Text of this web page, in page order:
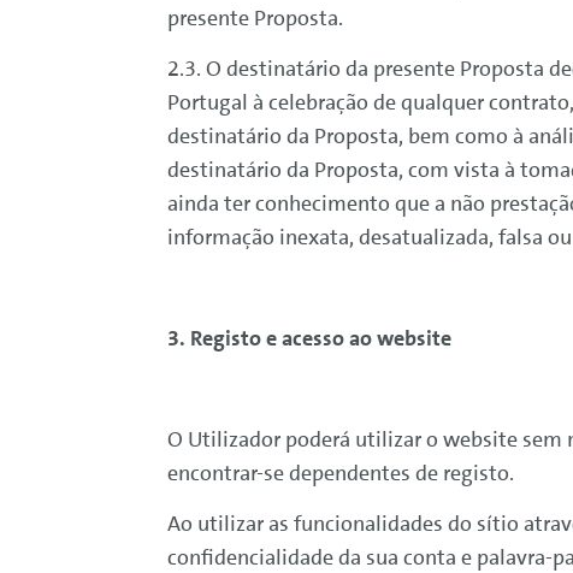
presente Proposta.
2.3. O destinatário da presente Proposta
Portugal à celebração de qualquer
destinatário da Proposta, bem como à
destinatário da Proposta, com vista à
ainda ter conhecimento que a não
informação inexata, desatualizada, falsa
3. Registo e acesso ao website
O Utilizador poderá utilizar o website sem
encontrar-se dependentes de registo.
Ao utilizar as funcionalidades do sítio
confidencialidade da sua conta e palavra-